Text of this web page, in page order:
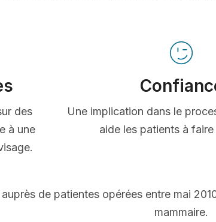
des
à une
Une implication dans le
aide les patients à
de patientes opérées entre mai
mammaire.